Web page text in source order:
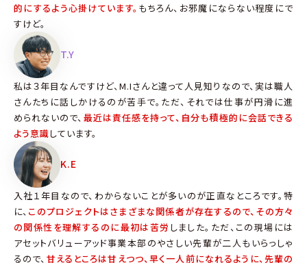
的にするよう心掛けています。 もちろん、お邪魔にならない程度にで
すけど。
T.Y
私は３年目なんですけど、M.Iさんと違って人見知りなので、実は職人
さんたちに話しかけるのが苦手で。ただ、それでは仕事が円滑に進
められないので、 最近は責任感を持って、自分も積極的に会話できる
よう意識しています。
K.E
入社１年目なので、わからないことが多いのが正直なところです。特
に、 このプロジェクトはさまざまな関係者が存在するので、その方々
の関係性を理解するのに最初は苦労 しました。ただ、この現場には
アセットバリューアッド事業本部のやさしい先輩が二人もいらっしゃ
るので、 甘えるところは甘えつつ、早く一人前になれるように、先輩の